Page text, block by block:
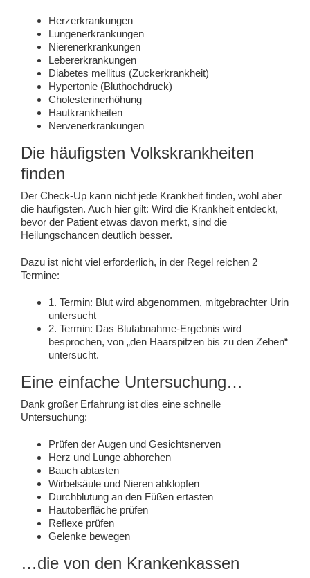
Herzerkrankungen
Lungenerkrankungen
Nierenerkrankungen
Lebererkrankungen
Diabetes mellitus (Zuckerkrankheit)
Hypertonie (Bluthochdruck)
Cholesterinerhöhung
Hautkrankheiten
Nervenerkrankungen
Die häufigsten Volkskrankheiten
finden
Der Check-Up kann nicht jede Krankheit finden, wohl aber
die häufigsten. Auch hier gilt: Wird die Krankheit entdeckt,
bevor der Patient etwas davon merkt, sind die
Heilungschancen deutlich besser.
Dazu ist nicht viel erforderlich, in der Regel reichen 2
Termine:
1. Termin: Blut wird abgenommen, mitgebrachter Urin
untersucht
2. Termin: Das Blutabnahme-Ergebnis wird
besprochen, von „den Haarspitzen bis zu den Zehen“
untersucht.
Eine einfache Untersuchung…
Dank großer Erfahrung ist dies eine schnelle
Untersuchung:
Prüfen der Augen und Gesichtsnerven
Herz und Lunge abhorchen
Bauch abtasten
Wirbelsäule und Nieren abklopfen
Durchblutung an den Füßen ertasten
Hautoberfläche prüfen
Reflexe prüfen
Gelenke bewegen
…die von den Krankenkassen